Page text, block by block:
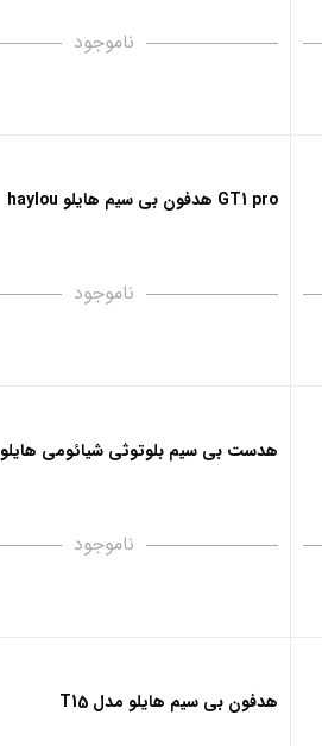
ناموجود
GT1 pro هدفون بی سیم هایلو haylou
ناموجود
هدست بی سیم بلوتوثی شیائومی هایلو GT3
ناموجود
هدفون بی‌ سیم هایلو مدل T15